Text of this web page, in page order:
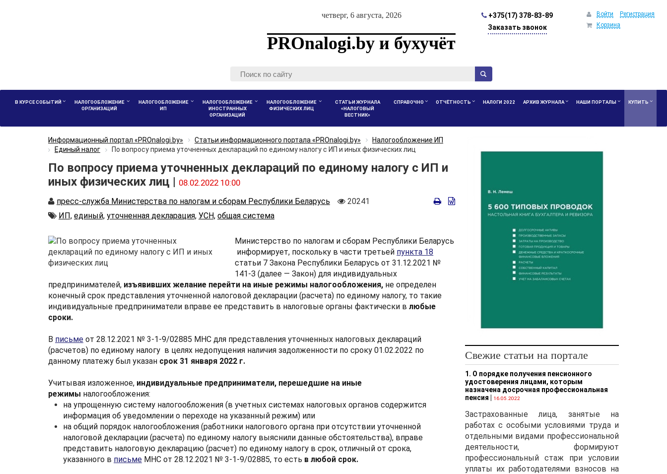
четверг, 6 августа, 2026
PROnalogi.by и бухучёт
+375(17) 378-83-89
Заказать звонок
Войти
Регистрация
Корзина
В КУРСЕ СОБЫТИЙ
НАЛОГООБЛОЖЕНИЕ
ОРГАНИЗАЦИЙ
НАЛОГООБЛОЖЕНИЕ
ИП
НАЛОГООБЛОЖЕНИЕ
ИНОСТРАННЫХ
ОРГАНИЗАЦИЙ
НАЛОГООБЛОЖЕНИЕ
ФИЗИЧЕСКИХ ЛИЦ
СТАТЬИ ЖУРНАЛА
«НАЛОГОВЫЙ
ВЕСТНИК»
СПРАВОЧНО ОТЧЁТНОСТЬ НАЛОГИ 2022 АРХИВ ЖУРНАЛА НАШИ ПОРТАЛЫ КУПИТЬ
Информационный портал «PROnalogi.by» Статьи информационного портала «PROnalogi.by»
Налогообложение ИП
Единый налог
По вопросу приема уточненных деклараций по единому налогу с ИП и иных физических лиц
По вопросу приема уточненных деклараций по единому налогу с ИП и
иных физических лиц | 08.02.2022 10:00
Автор
пресс-служба Министерства по налогам и сборам Республики Беларусь
Количество
20241
Автор
ИП, единый, уточненная декларация, УСН, общая система
Министерство по налогам и сборам Республики Беларусь
информирует, поскольку в части третьей пункта 18
статьи 7 Закона Республики Беларусь от 31.12.2021 №
141-З (далее — Закон) для индивидуальных
предпринимателей, изъявивших желание перейти на иные режимы налогообложения, не определен
конечный срок представления уточненной налоговой декларации (расчета) по единому налогу, то такие
индивидуальные предприниматели вправе ее представить в налоговые органы фактически в любые
сроки.
В письме от 28.12.2021 № 3-1-9/02885 МНС для представления уточненных налоговых деклараций
(расчетов) по единому налогу в целях недопущения наличия задолженности по сроку 01.02.2022 по
данному платежу был указан срок 31 января 2022 г.
Учитывая изложенное, индивидуальные предприниматели, перешедшие на иные
режимы налогообложения:
на упрощенную систему налогообложения (в учетных системах налоговых органов содержится
информация об уведомлении о переходе на указанный режим) или
на общий порядок налогообложения (работники налогового органа при отсутствии уточненной
налоговой декларации (расчета) по единому налогу выяснили данные обстоятельства), вправе
представить налоговую декларацию (расчет) по единому налогу в срок, отличный от срока,
указанного в письме МНС от 28.12.2021 № 3-1-9/02885, то есть в любой срок.
Свежие статьи на портале
1. О порядке получения пенсионного
удостоверения лицами, которым
назначена досрочная профессиональная
пенсия
16.05.2022
Застрахованные лица, занятые на
работах с особыми условиями труда и
отдельными видами профессиональной
деятельности, формируют
профессиональный стаж при условии
уплаты их работодателями взносов на